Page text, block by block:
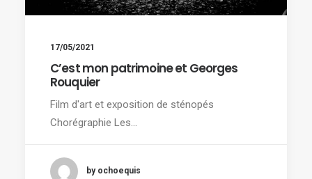
17/05/2021
C’est mon patrimoine et Georges
Rouquier
Film d'art et exposition de sténopés
Chorégraphie Les…
by ochoequis